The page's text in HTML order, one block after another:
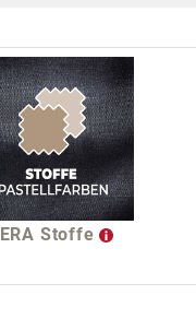
ERA Stoffe